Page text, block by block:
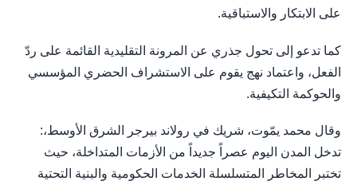
على الابتكار والاستباقية.
كما تدعو إلى تحول جذري عن المرونة التقليدية القائمة على ردّ
الفعل، واعتماد نهج يقوم على الاستشراف الحضري المؤسسي
والحوكمة التكيفية.
وقال محمد يمّوت، شريك في رولاند بيرجر الشرق الأوسط،:
تدخل المدن اليوم عصراً جديداً من الأزمات المتداخلة، حيث
تختبر المخاطر المتسلسلة الخدمات الحكومية والبنية التحتية